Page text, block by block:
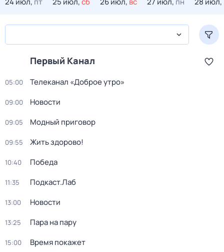
Первый Канал
05:00 Телеканал «Доброе утро»
09:00 Новости
09:05 Модный приговор
09:55 Жить здорово!
10:40 Победа
11:35 Подкаст.Лаб
13:00 Новости
13:25 Пара на пару
15:00 Время покажет